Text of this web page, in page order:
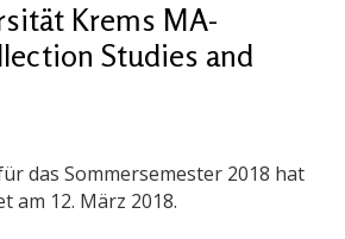
Krems MA-
Studies and
das Sommersemester 2018 hat
am 12. März 2018.